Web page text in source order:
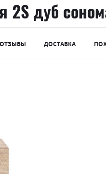
2S дуб
ОТЗЫВЫ ДОСТАВКА